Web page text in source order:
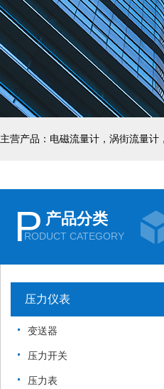
主营产品：电磁流量计，涡街流量
P 产品分类
RODUCT CATEGORY
压力仪表
变送器
压力开关
压力表